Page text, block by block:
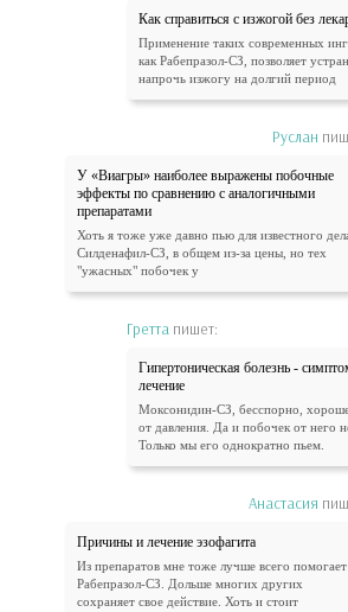
Как справиться с изжогой без
Применение таких современных
как Рабепразол-СЗ, позволяет
напрочь изжогу на долгий период
Руслан
У «Виагры» наиболее выражены побочные
эффекты по сравнению с аналогичными
препаратами
Хоть я тоже уже давно пью для известного
Силденафил-СЗ, в общем из-за цены, но тех
"ужасных" побочек у
Гретта пишет:
Гипертоническая болезнь -
лечение
Моксонидин-СЗ, бесспорно,
от давления. Да и побочек от него
Только мы его однократно пьем.
Анастасия
Причины и лечение эзофагита
Из препаратов мне тоже лучше всего помогает
Рабепразол-СЗ. Дольше многих других
сохраняет свое действие. Хоть и стоит